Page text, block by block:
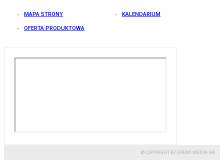
MAPA STRONY KALENDARIUM
OFERTA PRODUKTOWA
© COPYRIGHT BY GREMI MEDIA SA